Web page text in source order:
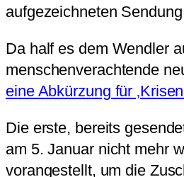
aufgezeichneten
Da half es dem Wendler
menschenverachtende
eine Abkürzung für
Die erste, bereits
am 5. Januar nicht mehr
vorangestellt, um die